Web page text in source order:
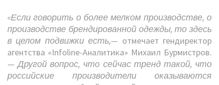
«Если говорить о более мелком производстве, о
производстве брендированной одежды, то здесь
в целом подвижки есть,— отмечает гендиректор
агентства «Infoline-Аналитика» Михаил Бурмистров.
—Другой вопрос, что сейчас тренд такой, что
российские производители оказываются